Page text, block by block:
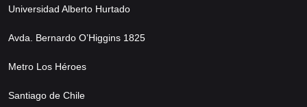
Universidad Alberto Hurtado
Avda. Bernardo O’Higgins 1825
Metro Los Héroes
Santiago de Chile